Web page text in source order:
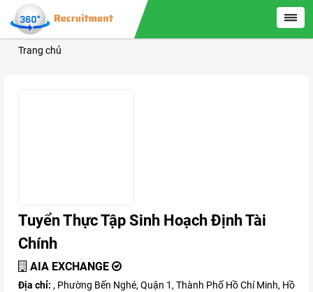
Trang chủ
Tuyển Thực Tập Sinh Hoạch Định Tài
Chính
AIA EXCHANGE
Địa chỉ: , Phường Bến Nghé, Quận 1, Thành Phố Hồ Chí Minh, Hồ